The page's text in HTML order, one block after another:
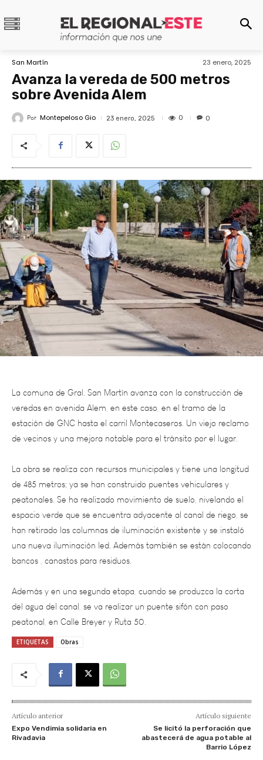
San Martín 23 enero, 2025
Avanza la vereda de 500 metros
sobre Avenida Alem
Por Montepeloso Gio 23 enero, 2025 0 0
La comuna de Gral. San Martín avanza con la construcción de
veredas en avenida Alem, en este caso, en el tramo de la
estación de GNC hasta el carril Montecaseros. Un viejo reclamo
de vecinos y una mejora notable para el tránsito por el lugar.
La obra se realiza con recursos municipales y tiene una longitud
de 485 metros; ya se han construido puentes vehiculares y
peatonales. Se ha realizado movimiento de suelo, nivelando el
espacio verde que se encuentra adyacente al canal de riego, se
han retirado las columnas de iluminación existente y se instaló
una nueva iluminación led. Además también se están colocando
bancos , canastos para residuos.
Además y en una segunda etapa, cuando se produzca la corta
del agua del canal, se va realizar un puente sifón con paso
peatonal, en Calle Breyer y Ruta 50.
ETIQUETAS Obras
Artículo anterior
Expo Vendimia solidaria en
Rivadavia
Artículo siguiente
Se licitó la perforación que
abastecerá de agua potable al
Barrio López